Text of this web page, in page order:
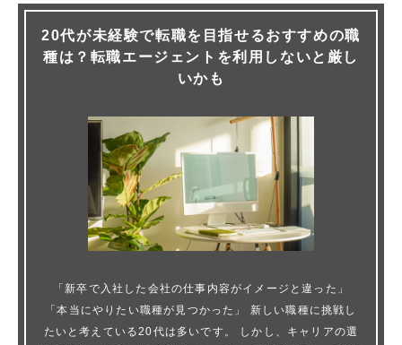
20代が未経験で転職を目指せるおすすめの職
種は？転職エージェントを利用しないと厳し
いかも
「新卒で入社した会社の仕事内容がイメージと違った」
「本当にやりたい職種が見つかった」 新しい職種に挑戦し
たいと考えている20代は多いです。 しかし、キャリアの選